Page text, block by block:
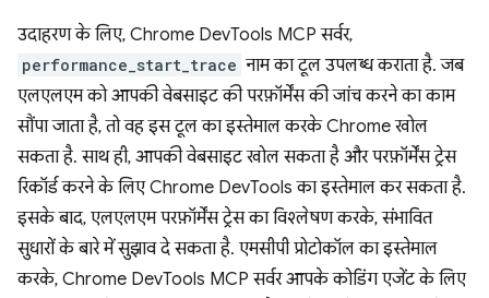
उदाहरण के लिए, Chrome DevTools MCP सर्वर,
performance_start_trace नाम का टूल उपलब्ध कराता है. जब
एलएलएम को आपकी वेबसाइट की परफ़ॉर्मेंस की जांच करने का काम
सौंपा जाता है, तो वह इस टूल का इस्तेमाल करके Chrome खोल
सकता है. साथ ही, आपकी वेबसाइट खोल सकता है और परफ़ॉर्मेंस ट्रेस
रिकॉर्ड करने के लिए Chrome DevTools का इस्तेमाल कर सकता है.
इसके बाद, एलएलएम परफ़ॉर्मेंस ट्रेस का विश्लेषण करके, संभावित
सुधारों के बारे में सुझाव दे सकता है. एमसीपी प्रोटोकॉल का इस्तेमाल
करके, Chrome DevTools MCP सर्वर आपके कोडिंग एजेंट के लिए